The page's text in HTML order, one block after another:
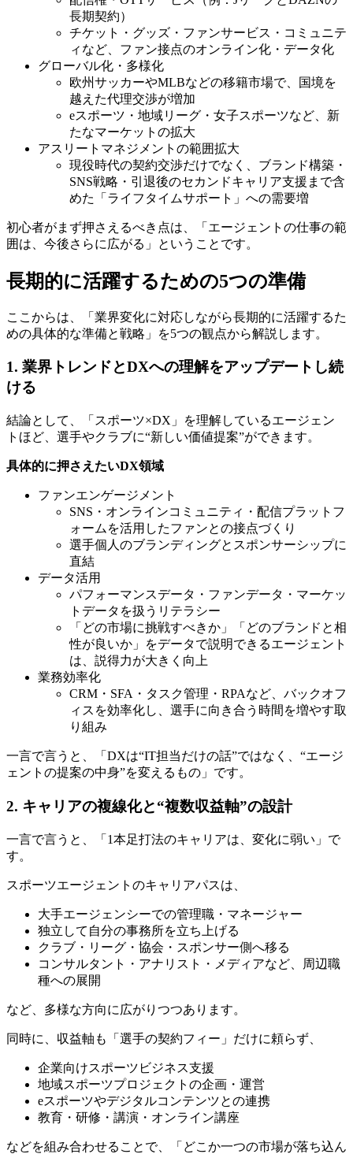
長期契約）
チケット・グッズ・ファンサービス・コミュニテ
ィなど、ファン接点のオンライン化・データ化
グローバル化・多様化
欧州サッカーやMLBなどの移籍市場で、国境を
越えた代理交渉が増加
eスポーツ・地域リーグ・女子スポーツなど、新
たなマーケットの拡大
アスリートマネジメントの範囲拡大
現役時代の契約交渉だけでなく、ブランド構築・
SNS戦略・引退後のセカンドキャリア支援まで含
めた「ライフタイムサポート」への需要増
初心者がまず押さえるべき点は、「エージェントの仕事の範
囲は、今後さらに広がる」ということです。
長期的に活躍するための5つの準備
ここからは、「業界変化に対応しながら長期的に活躍するた
めの具体的な準備と戦略」を5つの観点から解説します。
1. 業界トレンドとDXへの理解をアップデートし続
ける
結論として、「スポーツ×DX」を理解しているエージェン
トほど、選手やクラブに“新しい価値提案”ができます。
具体的に押さえたいDX領域
ファンエンゲージメント
SNS・オンラインコミュニティ・配信プラットフ
ォームを活用したファンとの接点づくり
選手個人のブランディングとスポンサーシップに
直結
データ活用
パフォーマンスデータ・ファンデータ・マーケッ
トデータを扱うリテラシー
「どの市場に挑戦すべきか」「どのブランドと相
性が良いか」をデータで説明できるエージェント
は、説得力が大きく向上
業務効率化
CRM・SFA・タスク管理・RPAなど、バックオフ
ィスを効率化し、選手に向き合う時間を増やす取
り組み
一言で言うと、「DXは“IT担当だけの話”ではなく、“エージ
ェントの提案の中身”を変えるもの」です。
2. キャリアの複線化と“複数収益軸”の設計
一言で言うと、「1本足打法のキャリアは、変化に弱い」で
す。
スポーツエージェントのキャリアパスは、
大手エージェンシーでの管理職・マネージャー
独立して自分の事務所を立ち上げる
クラブ・リーグ・協会・スポンサー側へ移る
コンサルタント・アナリスト・メディアなど、周辺職
種への展開
など、多様な方向に広がりつつあります。
同時に、収益軸も「選手の契約フィー」だけに頼らず、
企業向けスポーツビジネス支援
地域スポーツプロジェクトの企画・運営
eスポーツやデジタルコンテンツとの連携
教育・研修・講演・オンライン講座
などを組み合わせることで、「どこか一つの市場が落ち込ん